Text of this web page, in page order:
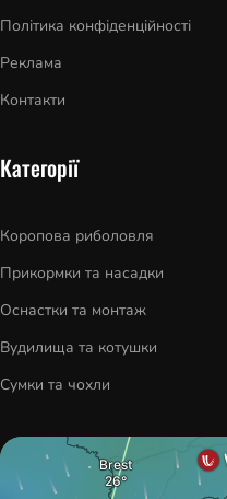
Політика конфіденційності
Реклама
Контакти
Категорії
Коропова риболовля
Прикормки та насадки
Оснастки та монтаж
Вудилища та котушки
Сумки та чохли